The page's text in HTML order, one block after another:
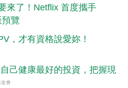
來了！Netflix 首度攜手
覽
，才有資格說愛妳！
己健康最好的投資，把握現
會